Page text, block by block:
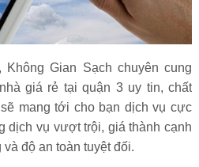
Gian Sạch chuyên cung
giá rẻ tại quận 3 uy tin, chất
mang tới cho bạn dịch vụ cực
dịch vụ vượt trội, giá thành cạnh
độ an toàn tuyệt đối.